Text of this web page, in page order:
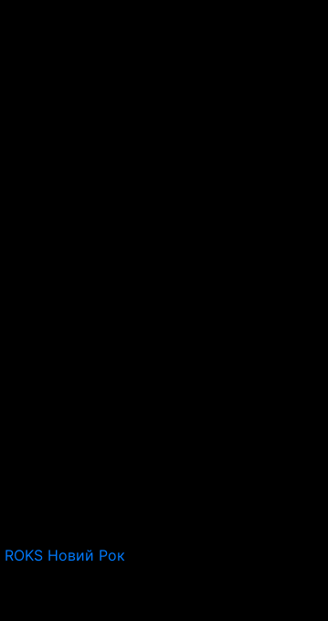
ROKS Новий Рок